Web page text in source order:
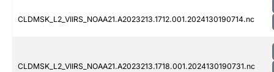
CLDMSK_L2_VIIRS_NOAA21.A2023213.1712.001.2024130190714.nc
CLDMSK_L2_VIIRS_NOAA21.A2023213.1718.001.2024130190731.nc